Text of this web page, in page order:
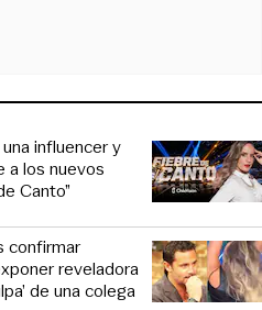
influencer y
a los nuevos
Canto”
confirmar
reveladora
de una colega